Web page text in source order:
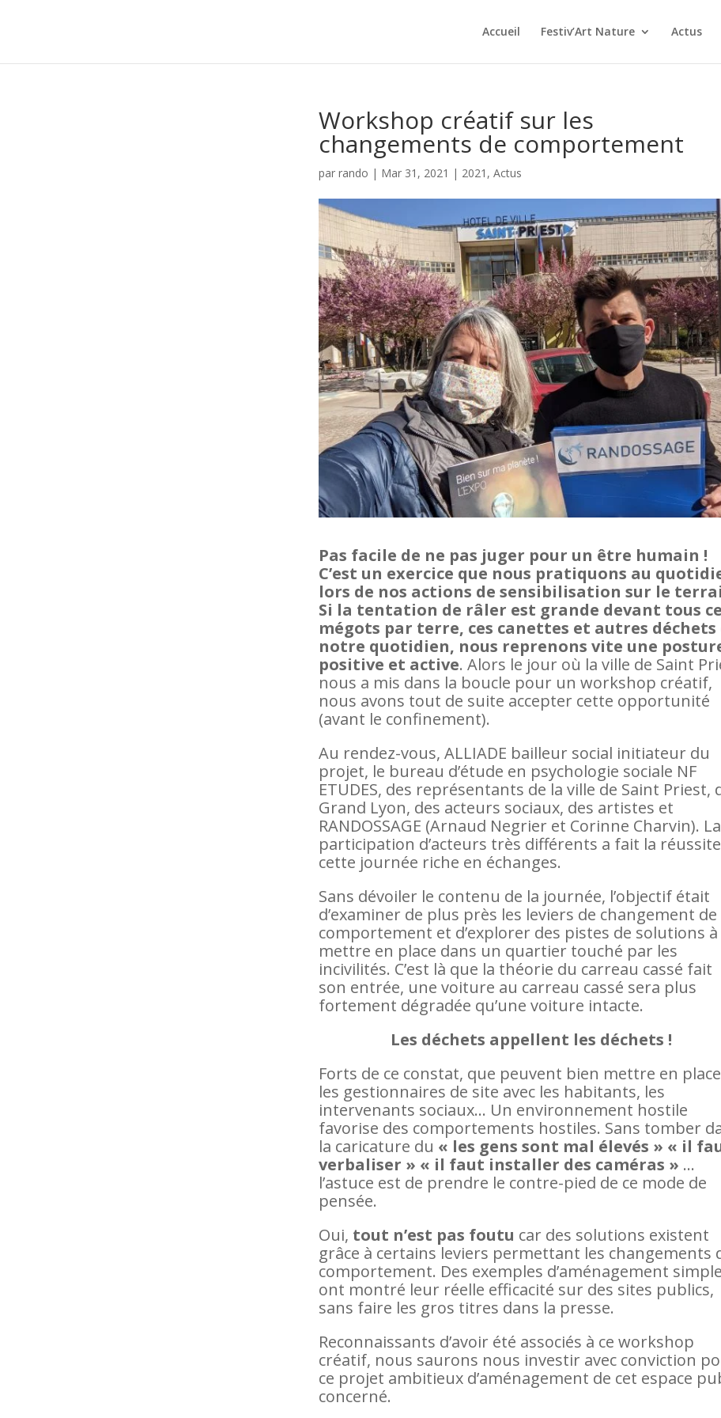
Accueil Festiv’Art Nature Actus
Workshop créatif sur les
changements de comportement
parrando | Mar 31, 2021 | 2021 ,Actus
Pas facile de ne pas juger pour un être humain !
C’est un exercice que nous pratiquons au
lors de nos actions de sensibilisation sur le
Si la tentation de râler est grande devant tous
mégots par terre, ces canettes et autres déchets
notre quotidien, nous reprenons vite une
positive et active. Alors le jour où la ville de Saint
nous a mis dans la boucle pour un workshop créatif,
nous avons tout de suite accepter cette opportunité
(avant le confinement).
Au rendez-vous, ALLIADE bailleur social initiateur du
projet, le bureau d’étude en psychologie sociale NF
ETUDES, des représentants de la ville de Saint Priest,
Grand Lyon, des acteurs sociaux, des artistes et
RANDOSSAGE (Arnaud Negrier et Corinne Charvin). La
participation d’acteurs très différents a fait la
cette journée riche en échanges.
Sans dévoiler le contenu de la journée, l’objectif était
d’examiner de plus près les leviers de changement de
comportement et d’explorer des pistes de solutions à
mettre en place dans un quartier touché par les
incivilités. C’est là que la théorie du carreau cassé fait
son entrée, une voiture au carreau cassé sera plus
fortement dégradée qu’une voiture intacte.
Les déchets appellent les déchets !
Forts de ce constat, que peuvent bien mettre en place
les gestionnaires de site avec les habitants, les
intervenants sociaux… Un environnement hostile
favorise des comportements hostiles. Sans tomber
la caricature du « les gens sont mal élevés » « il
verbaliser » « il faut installer des caméras » …
l’astuce est de prendre le contre-pied de ce mode de
pensée.
Oui, tout n’est pas foutu car des solutions existent
grâce à certains leviers permettant les changements
comportement. Des exemples d’aménagement simple
ont montré leur réelle efficacité sur des sites publics,
sans faire les gros titres dans la presse.
Reconnaissants d’avoir été associés à ce workshop
créatif, nous saurons nous investir avec conviction
ce projet ambitieux d’aménagement de cet espace
concerné.